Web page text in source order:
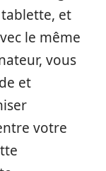
et
le même
vous
et
votre